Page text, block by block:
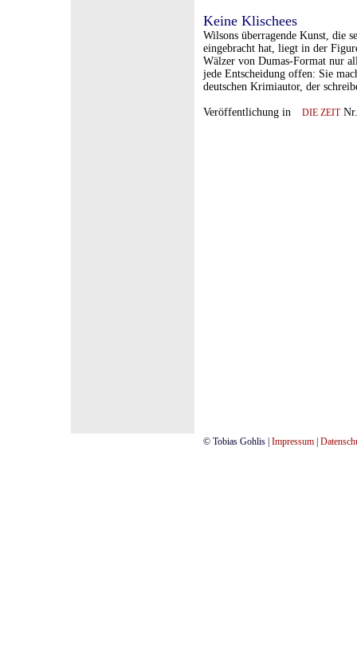
Keine Klischees
Wilsons überragende Kunst, die
eingebracht hat, liegt in der
Wälzer von Dumas-Format nur
jede Entscheidung offen: Sie
deutschen Krimiautor, der
Veröffentlichung in DIE ZEITNr.
© Tobias Gohlis | Impressum